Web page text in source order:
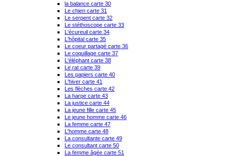
la balance carte 30
Le chien carte 31
Le serpent carte 32
Le stéthoscope carte 33
L'écureuil carte 34
L'hôpital carte 35
Le coeur partagé carte 36
Le coquillage carte 37
L'éléphant carte 38
Le rat carte 39
Les papiers carte 40
L'hiver carte 41
Les flèches carte 42
La harpe carte 43
La justice carte 44
La jeune fille carte 45
Le jeune homme carte 46
La femme carte 47
L'homme carte 48
La consultante carte 49
Le consultant carte 50
La femme âgée carte 51